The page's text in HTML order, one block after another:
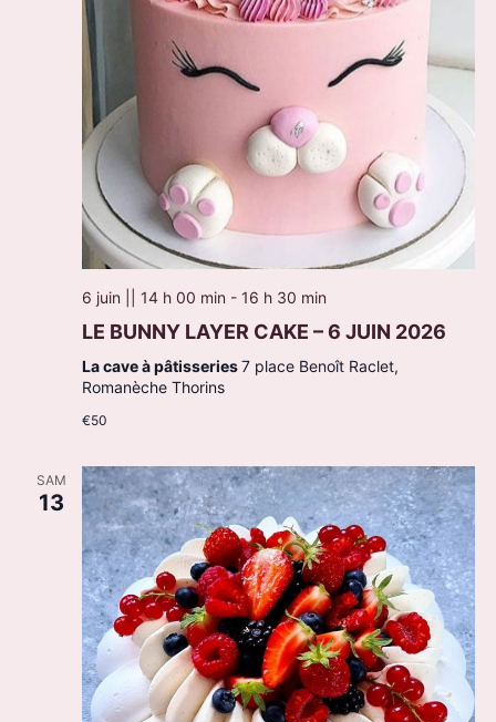
6 juin || 14 h 00 min - 16 h 30 min
LE BUNNY LAYER CAKE – 6 JUIN 2026
La cave à pâtisseries7 place Benoît Raclet,
Romanèche Thorins
€50
SAM
13